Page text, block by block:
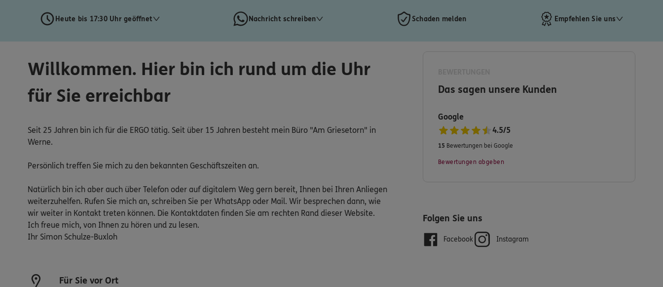
Heute bis 17:30 Uhr geöffnet Nachricht schreiben Schaden melden Empfehlen Sie uns
Willkommen. Hier bin ich rund um die Uhr
für Sie erreichbar
Seit 25 Jahren bin ich für die ERGO tätig. Seit über 15 Jahren besteht mein Büro "Am Griesetorn" in
Werne.
Persönlich treffen Sie mich zu den bekannten Geschäftszeiten an.
Natürlich bin ich aber auch über Telefon oder auf digitalem Weg gern bereit, Ihnen bei Ihren Anliegen
weiterzuhelfen. Rufen Sie mich an, schreiben Sie per WhatsApp oder Mail. Wir besprechen dann, wie
wir weiter in Kontakt treten können. Die Kontaktdaten finden Sie am rechten Rand dieser Website.
Ich freue mich, von Ihnen zu hören und zu lesen.
Ihr Simon Schulze-Buxloh
Für Sie vor Ort
Das sagen unsere Kunden
Google
4.5/5
15 Bewertungen bei Google
Bewertungen abgeben
Folgen Sie uns
Facebook Instagram